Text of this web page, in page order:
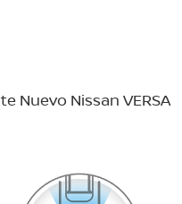
Nuevo Nissan VERSA